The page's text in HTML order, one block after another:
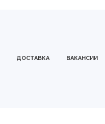
ДОСТАВКА ВАКАНСИИ